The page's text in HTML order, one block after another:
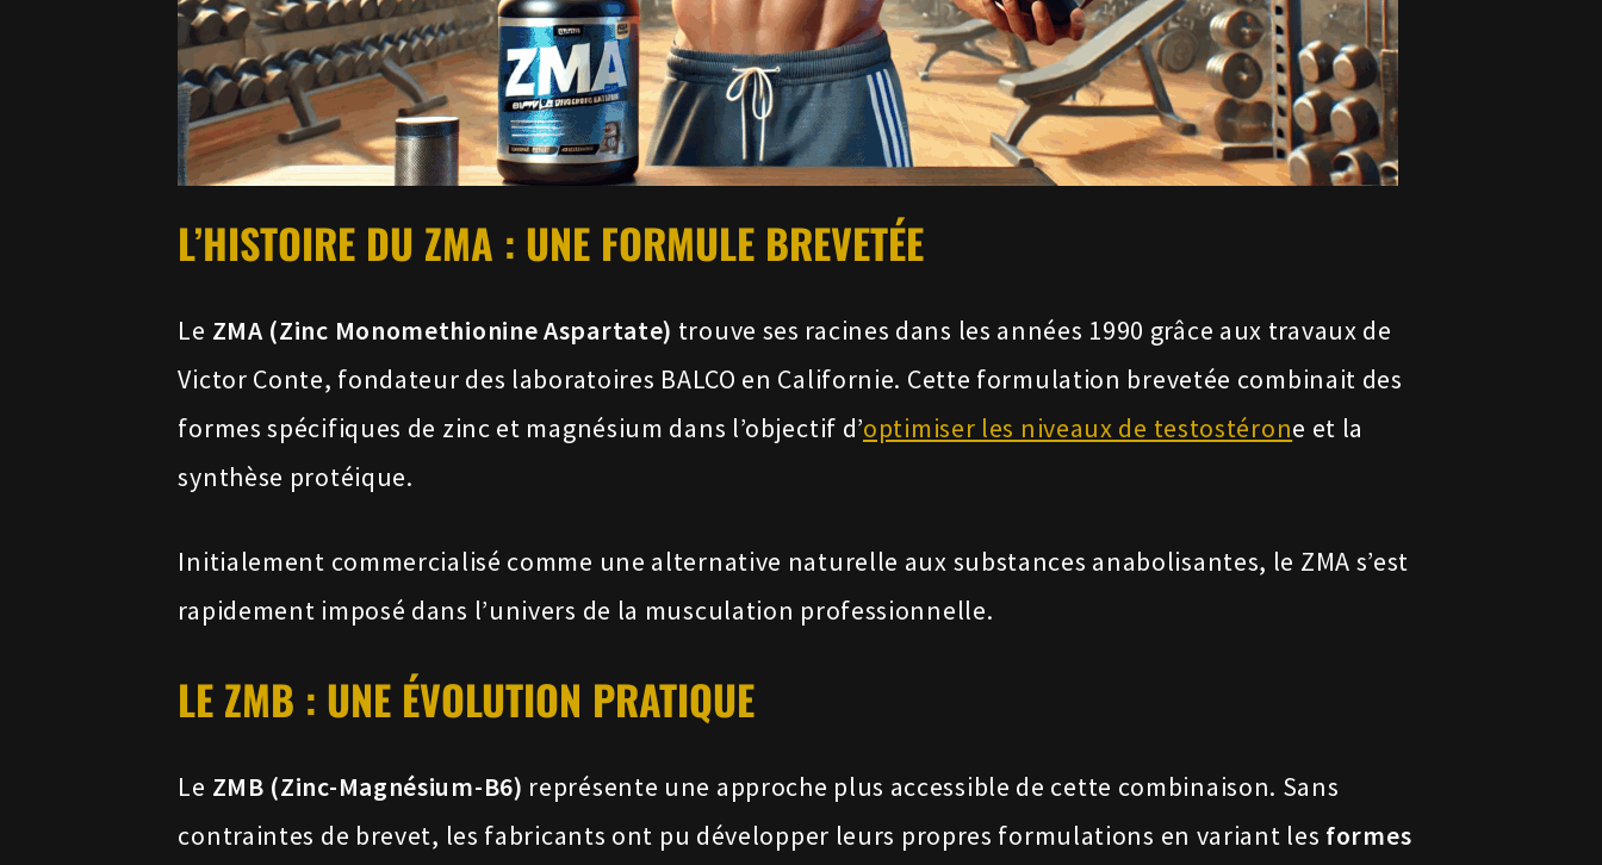
L’HISTOIRE DU ZMA : UNE FORMULE BREVETÉE
Le ZMA (Zinc Monomethionine Aspartate) trouve ses racines dans les années 1990 grâce aux travaux de
Victor Conte, fondateur des laboratoires BALCO en Californie. Cette formulation brevetée combinait des
formes spécifiques de zinc et magnésium dans l’objectif d’optimiser les niveaux de testostérone et la
synthèse protéique.
Initialement commercialisé comme une alternative naturelle aux substances anabolisantes, le ZMA s’est
rapidement imposé dans l’univers de la musculation professionnelle.
LE ZMB : UNE ÉVOLUTION PRATIQUE
Le ZMB (Zinc-Magnésium-B6) représente une approche plus accessible de cette combinaison. Sans
contraintes de brevet, les fabricants ont pu développer leurs propres formulations en variant les formes